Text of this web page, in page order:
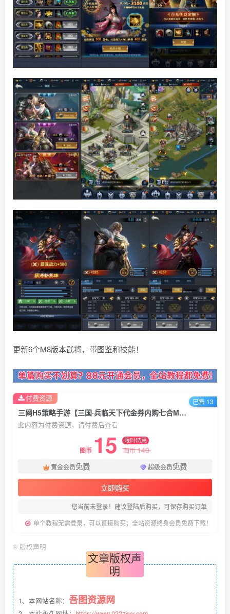
更新6个M8版本武将，带图鉴和技能！
三网H5策略手游【三国·兵临天下代金券内购七合M8版】最新整理Linux手工服务端+管理后台+GM授权后台+简易安卓客户端+详细搭建教程+视频教程
此内容为付费资源，请付费后查看
图币 15 限时特惠
图币149
黄金会员免费 超级会员免费
立即购买
您当前未登录！建议登陆后购买，可保存购买订单
单个教程无需登录，可以直接购买；全站资源终身会员免费下载！
付费资源 已售 13
© 版权声明
文章版权声
明
1、本网站名称： 吾图资源网